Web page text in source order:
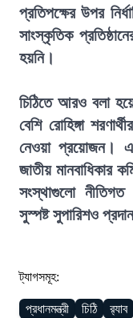
প্রতিপক্ষের উপর
সাংস্কৃতিক
হয়নি।
চিঠিতে আরও বলা
বেশি রোহিঙ্গা
নেওয়া প্রয়োজন।
জাতীয় মানবাধিকার
সংস্থাগুলো
সুস্পষ্ট সুপারিশও
ট্যাগসমূহ:
প্রধানমন্ত্রী চিঠি র‍্যাব